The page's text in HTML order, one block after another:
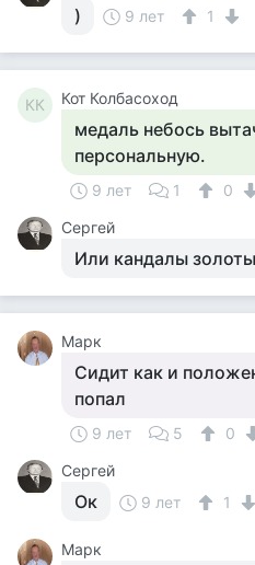
) 9 лет 1
КК Кот Колбасоход
медаль небось
персональную.
9 лет 1
0
Сергей
Или кандалы
Марк
Сидит как и
попал
9 лет 5
0
Сергей
Ок 9 лет 1
Марк